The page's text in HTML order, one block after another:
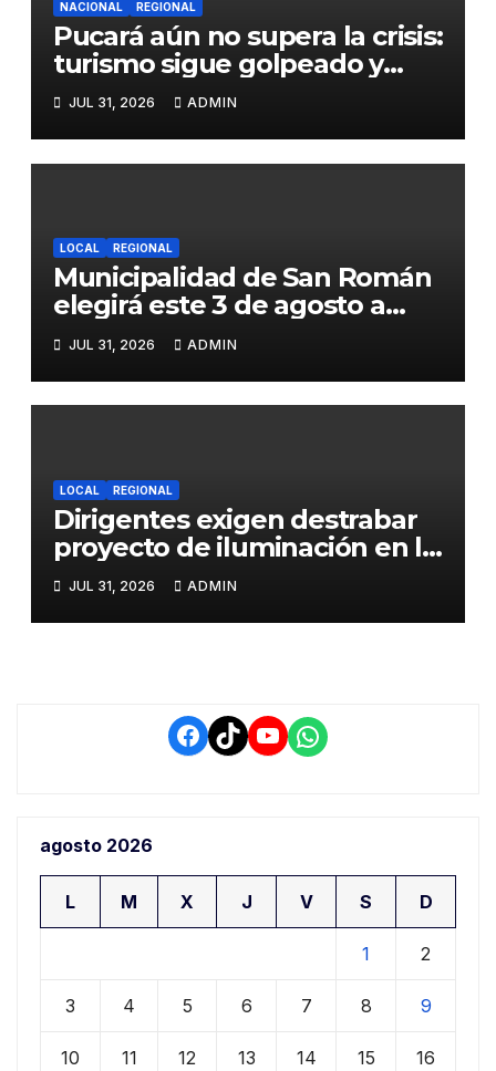
NACIONAL REGIONAL
Pucará aún no supera la crisis:
turismo sigue golpeado y
alcaldesa exige al nuevo
Gobierno fondos para obras
paralizadas
JUL 31, 2026 ADMIN
LOCAL REGIONAL
Municipalidad de San Román
elegirá este 3 de agosto a
representantes del Comité
de Seguridad y Salud en el
Trabajo
JUL 31, 2026 ADMIN
LOCAL REGIONAL
Dirigentes exigen destrabar
proyecto de iluminación en la
salida a Puno y alertan por
demora que pone en riesgo a
conductores
JUL 31, 2026 ADMIN
Facebook
TikTokYouTube
WhatsApp
agosto 2026
L M X J V S D
1 2
3 4 5 6 7 8 9
10 11 12 13 14 15 16